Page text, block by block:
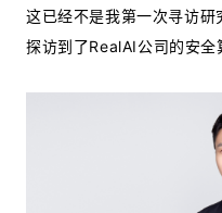
这已经不是我第一次寻访
探访到了RealAI公司的安全